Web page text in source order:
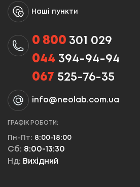
Наші пункти
0 800 301 029
044 394-94-94
067 525-76-35
info@neolab.com.ua
ГРАФІК РОБОТИ:
Пн-Пт: 8:00-18:00
Сб: 8:00-13:30
Нд: Вихідний